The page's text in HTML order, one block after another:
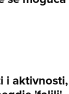
i aktivnosti,